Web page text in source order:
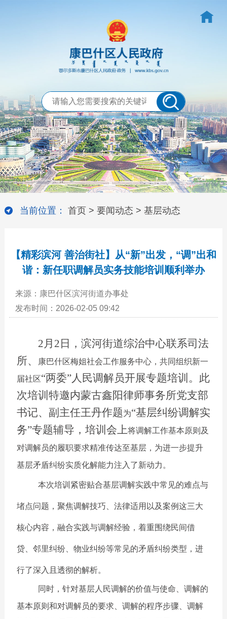
当前位置： 首页 > 要闻动态 > 基层动态
【精彩滨河 善治街社】从“新”出发，“调”出和
谐：新任职调解员实务技能培训顺利举办
来源：康巴什区滨河街道办事处
发布时间：2026-02-05 09:42
2月2日，滨河街道综治中心联系司法
所、
康巴什区梅姐社会工作服务中心，共同组织新一
届社区“两委”人民调解员开展专题培训。此
次培训特邀内蒙古鑫阳律师事务所党支部
书记、副主任王丹作题为“基层纠纷调解实
务”专题辅导，培训会上将调解工作基本原则及
对调解员的履职要求精准传达至基层，为进一步提升
基层矛盾纠纷实质化解能力注入了新动力。
本次培训紧密贴合基层调解实践中常见的难点与
堵点问题，聚焦调解技巧、法律适用以及案例这三大
核心内容，融合实践与调解经验，着重围绕民间借
贷、邻里纠纷、物业纠纷等常见的矛盾纠纷类型，进
行了深入且透彻的解析。
同时，针对基层人民调解的价值与使命、调解的
基本原则和对调解员的要求、调解的程序步骤、调解